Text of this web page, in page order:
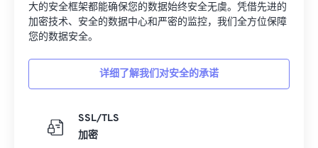
大的安全框架都能确保您的数据始终安全无虞。凭借先进的
加密技术、安全的数据中心和严密的监控，我们全方位保障
您的数据安全。
详细了解我们对安全的承诺
SSL/TLS
加密